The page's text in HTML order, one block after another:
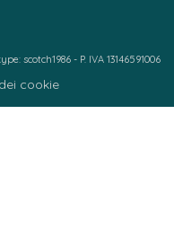
scotch1986 - P. IVA 13146591006
cookie